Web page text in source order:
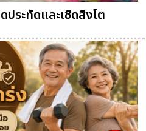
ระทัดและเชิดสิงโต